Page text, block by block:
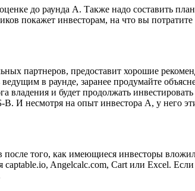
до раунда А. Также надо составить
покажет инвесторам, на что вы
партнеров, предоставит хорошие
в раунде, заранее продумайте
и будет продолжать
И несмотря на опыт инвестора А, у него
после того, как имеющиеся инвесторы
Angelcalc.com, Cart или Excel.